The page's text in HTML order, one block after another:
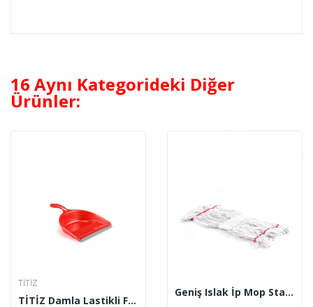
16 Aynı Kategorideki Diğer
Ürünler:
TİTİZ
TİTİZ Damla Lastikli Faraş TP 174
Geniş Islak İp Mop Standart Lüx Beyaz